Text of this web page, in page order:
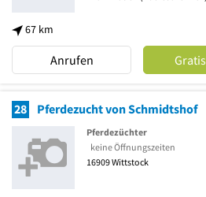
67 km
Anrufen
28 Pferdezucht von Schmidtshof
Pferdezüchter
keine Öffnungszeiten
16909Wittstock